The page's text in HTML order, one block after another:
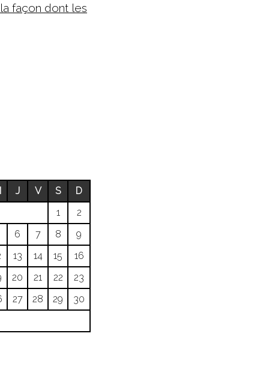
façon dont les
J V S
D
1
2
6
7 8
9
13 14 15
16
20 21 22
23
27 28 29 30